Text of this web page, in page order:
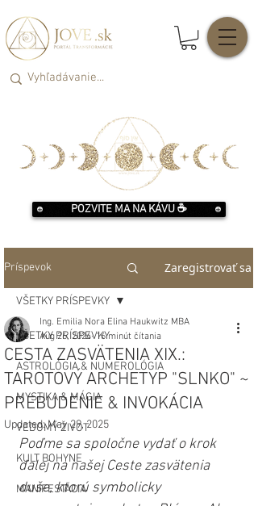
POZVITE MA NA KÁVU ☕️
Príspevok Zaregistrovať sa
VŠETKY PRÍSPEVKY
ASTROLÓGIA & NUMEROLÓGIA
MYSTIKA & MÁGIA
VEDOMÝ ŽIVOT
KULT BOHYNE
MANIFESTÁCIA
VŠETKY PRÍSPEVKY
CESTA ZASVÄTENIA XIX.:
TAROTOVÝ ARCHETYP "SLNKO" ~
PREBUDENIE & INVOKÁCIA
Ing. Emilia Nora Elina Haukwitz MBA
Aug 26, 2024 16 minút čítania
Updated:May 29, 2025
Poďme sa spoločne vydať o krok
ďalej na našej Ceste zasvätenia
duše, ktorú symbolicky